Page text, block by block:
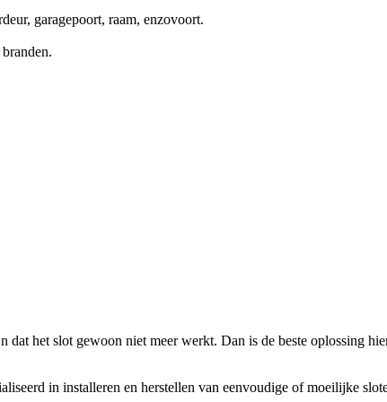
garagepoort, raam, enzovoort.
het slot gewoon niet meer werkt. Dan is de beste oplossing
in installeren en herstellen van eenvoudige of moeilijke